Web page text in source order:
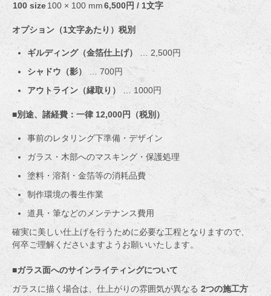
100 size100 × 100 mm6,500円 / 1文字
オプション（1文字あたり）税別
ギルディング（金箔仕上げ）
… 2,500円
シャドウ（影）
… 700円
アウトライン（縁取り）
… 1000円
■別途、諸経費：一律 12,000円（税別）
事前のレタリング下準備・デザイン
ガラス・木部へのマスキング・保護処理
塗料・溶剤・金箔等の消耗品費
制作環境の養生作業
道具・筆などのメンテナンス費用
確実に美しい仕上げを行うために必要な工程となりますので、
何卒ご理解くださいますようお願いいたします。
■ガラス面へのサインライティングについて
ガラスに描く場合は、仕上がりの雰囲気が異なる 2つの施工方